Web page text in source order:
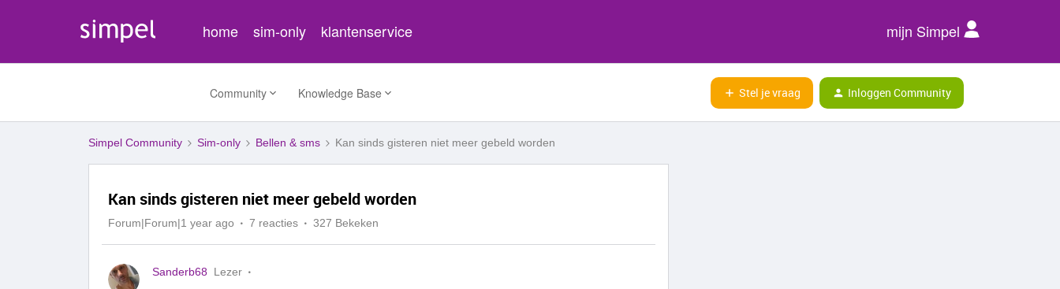
home sim-only klantenservice mijn Simpel
Community Knowledge Base Stel je vraag Inloggen Community
Simpel Community Sim-only Bellen & sms Kan sinds gisteren niet meer gebeld worden
Kan sinds gisteren niet meer gebeld worden
Forum|Forum|1 year ago 7 reacties 327 Bekeken
Sanderb68 Lezer